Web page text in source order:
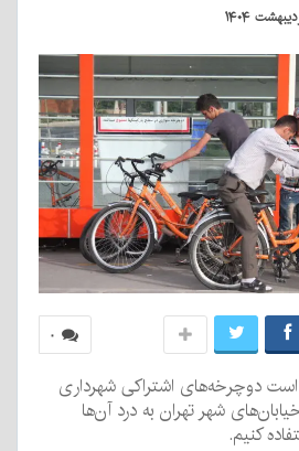
۰
است دوچرخه‌های اشتراکی شهرداری
شهر تهران به درد آن‌ها
کنیم.